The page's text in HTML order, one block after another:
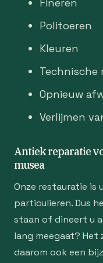
Politoeren
Kleuren
Technische
Opnieuw
Verlijmen
Antiek reparatie
musea
Onze restauratie is
particulieren. Dus
staan of dineert u
lang meegaat? Het
daarom ook een